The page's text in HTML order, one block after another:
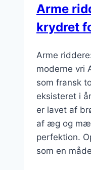
Arme
krydret
Arme
moderne vri
som fransk
eksisteret i
er lavet af
af æg og
perfektion.
som en